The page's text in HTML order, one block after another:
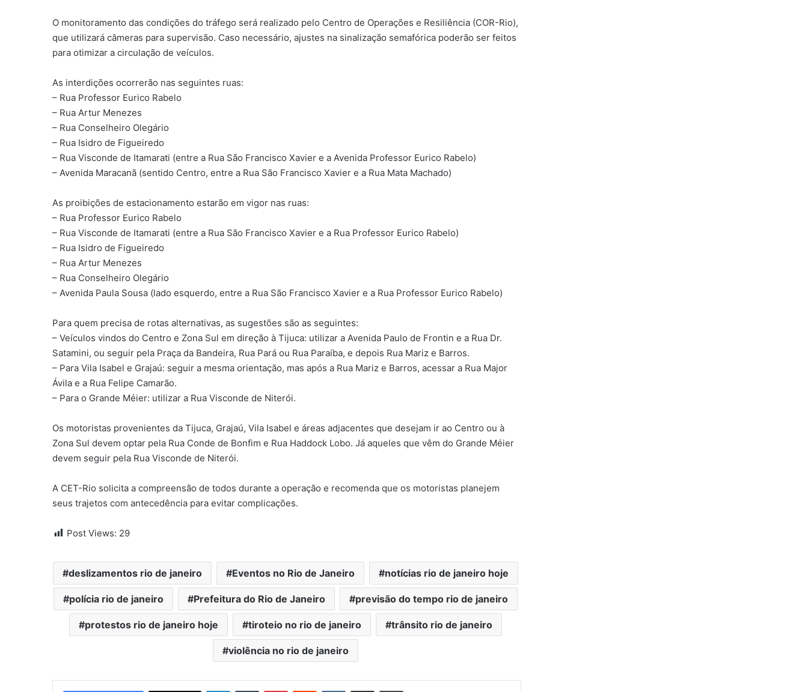
O monitoramento das condições do tráfego será realizado pelo Centro de Operações e Resiliência (COR-Rio),
que utilizará câmeras para supervisão. Caso necessário, ajustes na sinalização semafórica poderão ser feitos
para otimizar a circulação de veículos.
As interdições ocorrerão nas seguintes ruas:
– Rua Professor Eurico Rabelo
– Rua Artur Menezes
– Rua Conselheiro Olegário
– Rua Isidro de Figueiredo
– Rua Visconde de Itamarati (entre a Rua São Francisco Xavier e a Avenida Professor Eurico Rabelo)
– Avenida Maracanã (sentido Centro, entre a Rua São Francisco Xavier e a Rua Mata Machado)
As proibições de estacionamento estarão em vigor nas ruas:
– Rua Professor Eurico Rabelo
– Rua Visconde de Itamarati (entre a Rua São Francisco Xavier e a Rua Professor Eurico Rabelo)
– Rua Isidro de Figueiredo
– Rua Artur Menezes
– Rua Conselheiro Olegário
– Avenida Paula Sousa (lado esquerdo, entre a Rua São Francisco Xavier e a Rua Professor Eurico Rabelo)
Para quem precisa de rotas alternativas, as sugestões são as seguintes:
– Veículos vindos do Centro e Zona Sul em direção à Tijuca: utilizar a Avenida Paulo de Frontin e a Rua Dr.
Satamini, ou seguir pela Praça da Bandeira, Rua Pará ou Rua Paraíba, e depois Rua Mariz e Barros.
– Para Vila Isabel e Grajaú: seguir a mesma orientação, mas após a Rua Mariz e Barros, acessar a Rua Major
Ávila e a Rua Felipe Camarão.
– Para o Grande Méier: utilizar a Rua Visconde de Niterói.
Os motoristas provenientes da Tijuca, Grajaú, Vila Isabel e áreas adjacentes que desejam ir ao Centro ou à
Zona Sul devem optar pela Rua Conde de Bonfim e Rua Haddock Lobo. Já aqueles que vêm do Grande Méier
devem seguir pela Rua Visconde de Niterói.
A CET-Rio solicita a compreensão de todos durante a operação e recomenda que os motoristas planejem
seus trajetos com antecedência para evitar complicações.
Post Views: 29
deslizamentos rio de janeiro Eventos no Rio de Janeiro notícias rio de janeiro hoje
polícia rio de janeiro Prefeitura do Rio de Janeiro previsão do tempo rio de janeiro
protestos rio de janeiro hoje tiroteio no rio de janeiro trânsito rio de janeiro
violência no rio de janeiro